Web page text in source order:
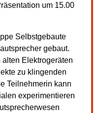
um 15.00
Selbstgebaute
gebaut.
alten Elektrogeräten
zu klingenden
Teilnehmerin kann
experimentieren